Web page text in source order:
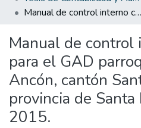
Manual de control interno contable para el GAD parroquial San José de Ancón, cantón Santa Elena, provincia de Santa Elena. Año 2015.
Manual de control
para el GAD
Ancón, cantón
provincia de
2015.